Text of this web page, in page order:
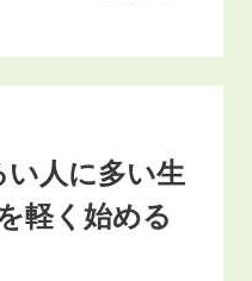
い人に多い生
軽く始める